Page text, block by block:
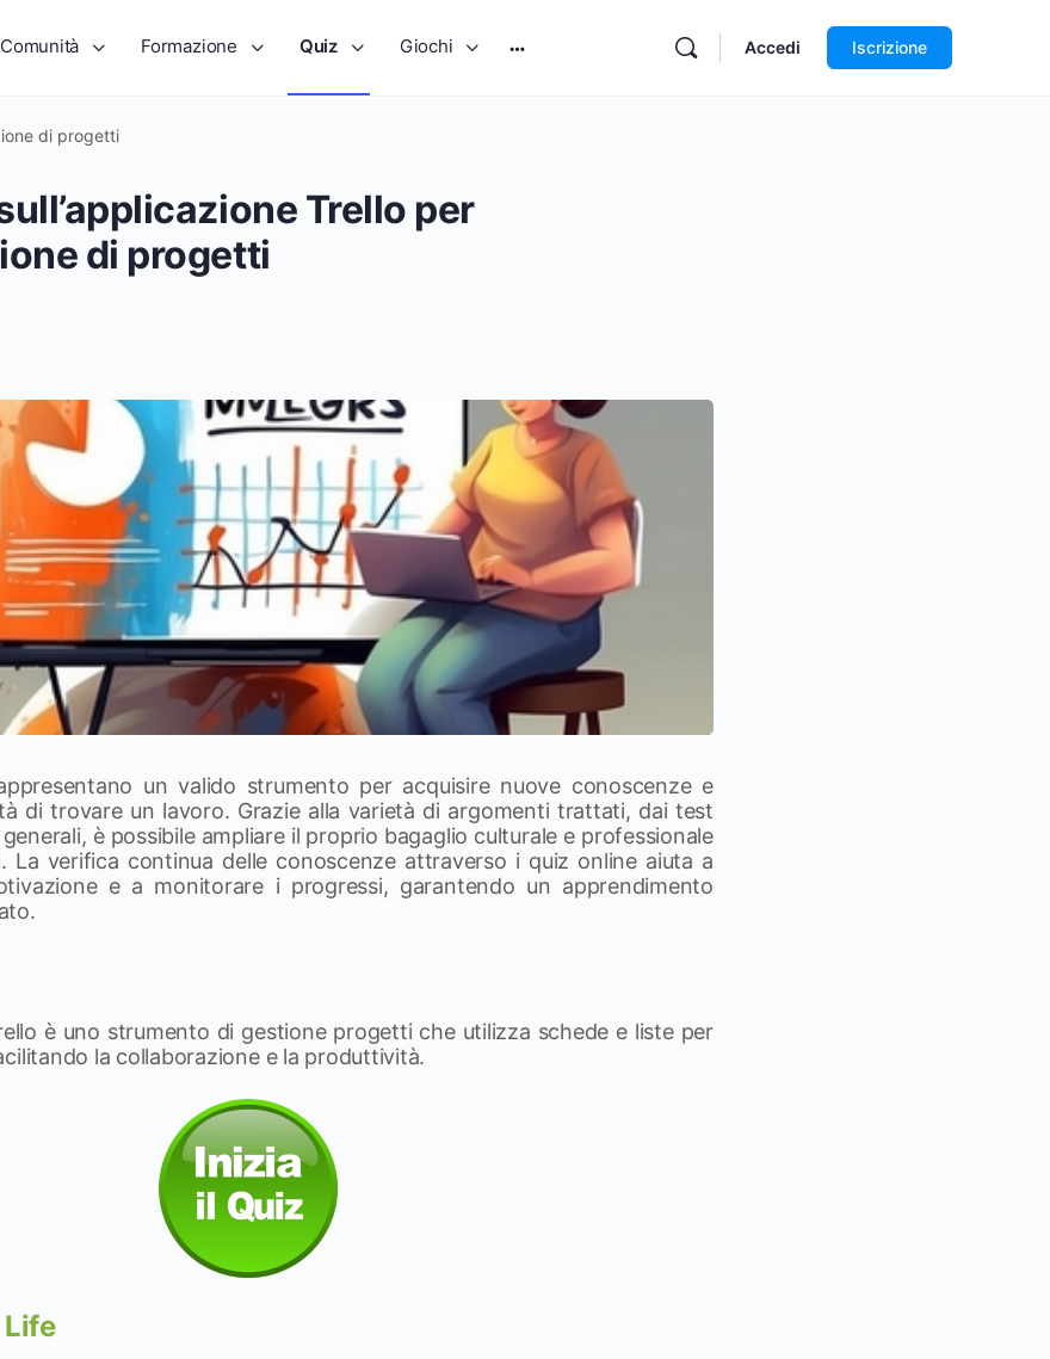
Comunità Formazione Quiz Giochi Accedi Iscrizione
di progetti
Trello per
di progetti
un valido strumento per acquisire nuove conoscenze e
di trovare un lavoro. Grazie alla varietà di argomenti trattati, dai test
è possibile ampliare il proprio bagaglio culturale e professionale
La verifica continua delle conoscenze attraverso i quiz online aiuta a
e a monitorare i progressi, garantendo un apprendimento
è uno strumento di gestione progetti che utilizza schede e liste per
la collaborazione e la produttività.